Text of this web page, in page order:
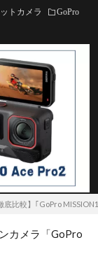
トカメラ
GoPro
底比較】｢GoPro
カメラ「GoPro